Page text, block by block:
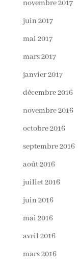
novembre 2017
juin 2017
mai 2017
mars 2017
janvier 2017
décembre 2016
novembre 2016
octobre 2016
septembre 2016
août 2016
juillet 2016
juin 2016
mai 2016
avril 2016
mars 2016